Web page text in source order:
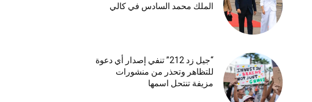
الملك محمد السادس في كالي
“جيل زد 212” تنفي إصدار أي دعوة
للتظاهر وتحذر من منشورات
مزيفة تنتحل اسمها